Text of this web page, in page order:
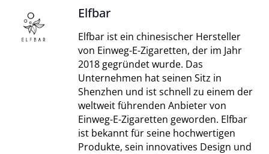
Elfbar
Elfbar ist ein chinesischer Hersteller
von Einweg-E-Zigaretten, der im Jahr
2018 gegründet wurde. Das
Unternehmen hat seinen Sitz in
Shenzhen und ist schnell zu einem der
weltweit führenden Anbieter von
Einweg-E-Zigaretten geworden. Elfbar
ist bekannt für seine hochwertigen
Produkte, sein innovatives Design und